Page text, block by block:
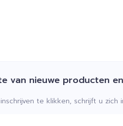
van nieuwe producten
te klikken, schrijft u